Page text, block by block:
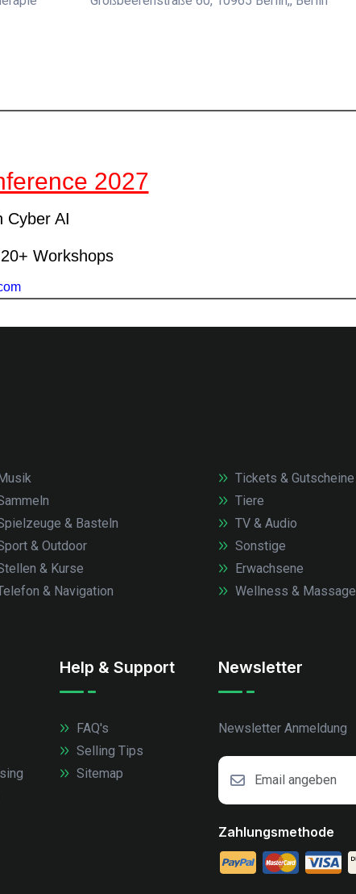
& Basteln
& Outdoor
& Kurse
& Navigation
Tickets & Gutscheine
Tiere
TV & Audio
Sonstige
Erwachsene
Wellness & Massage
Help & Support
FAQ's
Selling Tips
Sitemap
Newsletter
Newsletter Anmeldung
Zahlungsmethode